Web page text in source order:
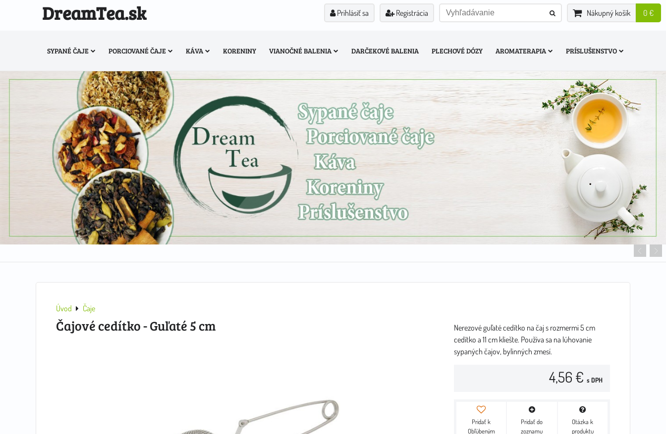
DreamTea.sk Prihlásiť sa Registrácia Nákupný košík 0 €
SYPANÉ ČAJE PORCIOVANÉ ČAJE KÁVA KORENINY VIANOČNÉ BALENIA DARČEKOVÉ BALENIA PLECHOVÉ DÓZY AROMATERAPIA PRÍSLUŠENSTVO
Úvod Čaje
Čajové cedítko - Guľaté 5 cm
Nerezové guľaté cedítko na čaj s rozmermi 5 cm
cedítko a 11 cm kliešte. Používa sa na lúhovanie
sypaných čajov, bylinných zmesí.
4,56 € s DPH
Pridať k
Obľúbeným
Pridať do
zoznamu
Otázka k
produktu